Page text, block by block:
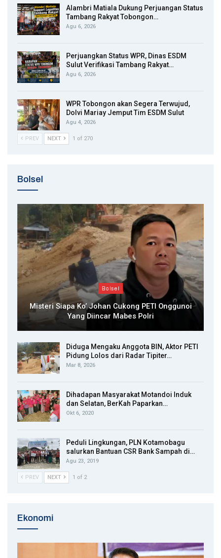
Alambri Matiala Dukung Perjuangan Status
Tambang Rakyat Tobongon…
Agu 6, 2026
Perjuangkan Status WPR, Dinas ESDM
Sulut Verifikasi Tambang Rakyat…
Agu 6, 2026
WPR Tobongon akan Segera Terwujud,
Dolvi Mariay Jemput Tim ESDM Sulut
Agu 4, 2026
PREV NEXT 1 of 270
Bolsel
Bolsel
Misteri Siapa Ko’ Johan Cukong PETI Onggunoi
Yang Diincar Mabes Polri
Diduga Mengaku Anggota BIN, Aktor PETI
Pidung Lolos dari Radar Tipiter…
Mar 8, 2026
Dihadapan Masyarakat Motandoi Induk
dan Selatan, BerKah Paparkan…
Okt 6, 2020
Peduli Lingkungan, PLN Kotamobagu
salurkan Bantuan CSR Bank Sampah di…
Agu 23, 2019
PREV NEXT 1 of 2
Ekonomi